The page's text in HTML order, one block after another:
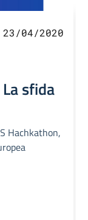
23/04/2020
sfida
Hachkathon,